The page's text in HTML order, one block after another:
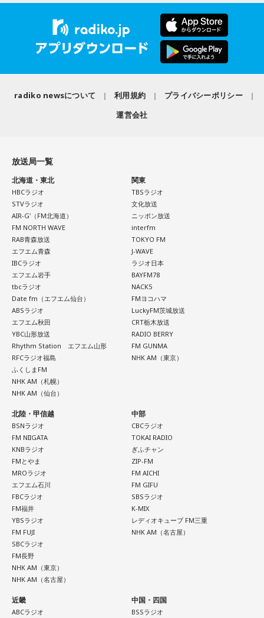
――精神力を支えるのは徹底した体調管理であると説く江
原。さらに、日常生活におけるコンディションづくりの重要
性を語ります。
江原：やっぱり、集中力が欠けちゃうしね。だからご飯を食
べて、新しいお家を建てればまたよく寝られたりすると思う
れを大事にして、コンディションを常に最高に整えるという
ことであれば、もしかしたら悩んでいた時期は体調が不安定
例えば、小さいお子さんがいるときって、やっぱり楽しいけ
れど身体がついていけないときって、ちょっと子育てが憂鬱
になったりする時って出ちゃうじゃないですか。子どもの元
気な「キャー！」というのも、元気なときには「もう！」と
いうくらいで済むけれど、頭が痛いときはキツイもんね。そ
ういうことなんですよね。
自分の体力、コンディション。「元気」の「気」は中がお米
（氣）だから、しっかり食べて、元気をつけていってくださ
い。それも、仕事のうちです。
パートナーの奥迫協子、パーソナリティの江原啓之
●江原啓之 今夜の格言
「フィジカルはスピリチュアルの基本です」
番組名：Dr.Recella presents 江原啓之 おと語り
放送日時：TOKYO FM／FM 大阪 毎週日曜 22:00～22:25、エ
フエム山陰 毎週土曜 12:30～12:55
出演者：江原啓之、奥迫協子
番組Webサイト：
https://www.tfm.co.jp/oto/
次の中から近いものを1つ選んでください。
1． 水がこぼれてしまうことはないのか
3． ひび割れなど壊れる心配はないか
ダムの水は「溜め込んだ本音や感情」を暗示しています。ダ
ムの何が気になったかで、あなたがなぜ言いたいことを飲み
込んでしまうのか……その理由と、我慢の深さがわかります。
【解答】
1．こぼれてしまわないか……我慢しすぎ度90％
限界が気になったあなた。本音をギリギリまで溜め込んでい
ませんか。「嫌われるかも」という不安から、言葉を飲み込
み続けてきたのでは。でも、あなたが少し本音を見せても、
大切な人は離れていきません。小さな「イヤ」から、言葉に
してみましょう。
2．こんなに必要なのか……我慢しすぎ度45％
水の価値を気にしたあなた。裏を返せば、自分の意見に「言
うほどの価値があるのかな」と、自信を持てずにいるのかも
しれません。しかし、あなたの考えには、ちゃんと意味があ
ります。肩の力を抜いて、まずは思ったことを口にする練習
から。
3．壊れる心配はないか……我慢しすぎ度70％
ダムが壊れないか気になったあなた。対立することで関係が
壊れるのを恐れ、その場を丸く収めるために本音を飲み込む
タイプです。ですが、健全なぶつかり合いは、関係をむしろ
深めるもの。意見を伝えることは、わがままではないと考え
てみては。
4．どうやって放水しているのか……我慢しすぎ度20％
上手な出し方を気にしたあなた。本音を出そうという意識は
しっかり持っているので、我慢しすぎは少なめです。ただ、
どう言えば角が立たないかを考えすぎて、タイミングを逃す
ことも。完璧を意識しすぎず、素直に伝えてみるのがコツで
す。
＊
radiko newsについて 利用規約
プライバシーポリシー
運営会社
放送局一覧
北海道・東北
HBCラジオ
STVラジオ
AIR-G'（FM北海道）
FM NORTH WAVE
RAB青森放送
エフエム青森
IBCラジオ
エフエム岩手
tbcラジオ
Date fm（エフエム仙台）
ABSラジオ
エフエム秋田
YBC山形放送
Rhythm Station エフエム山形
RFCラジオ福島
ふくしまFM
NHK AM（札幌）
NHK AM（仙台）
関東
TBSラジオ
文化放送
ニッポン放送
interfm
TOKYO FM
J-WAVE
ラジオ日本
BAYFM78
NACK5
FMヨコハマ
LuckyFM茨城放送
CRT栃木放送
RADIO BERRY
FM GUNMA
NHK AM（東京）
北陸・甲信越
BSNラジオ
FM NIIGATA
KNBラジオ
FMとやま
MROラジオ
エフエム石川
FBCラジオ
FM福井
YBSラジオ
FM FUJI
SBCラジオ
FM長野
NHK AM（東京）
NHK AM（名古屋）
中部
CBCラジオ
TOKAI RADIO
ぎふチャン
ZIP-FM
FM AICHI
FM GIFU
SBSラジオ
K-MIX
レディオキューブ FM三重
NHK AM（名古屋）
近畿
ABCラジオ
中国・四国
BSSラジオ